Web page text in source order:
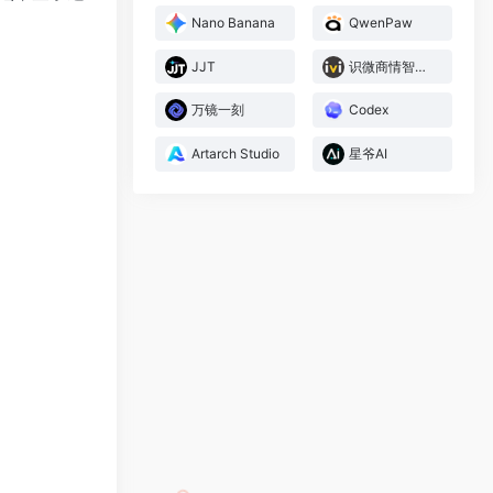
Nano Banana QwenPaw
JJT 识微商情智能体
万镜一刻 Codex
Artarch Studio 星爷AI